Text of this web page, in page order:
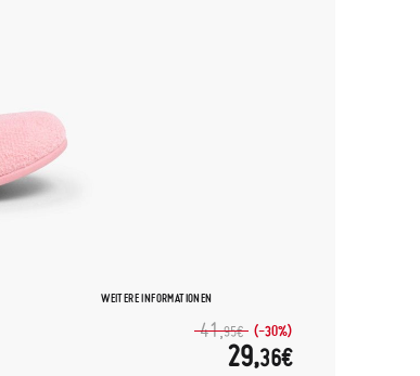
WEITERE INFORMATIONEN
41,95€ (-30%)
29,36€